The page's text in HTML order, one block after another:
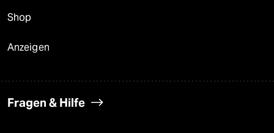
Shop
Anzeigen
Fragen & Hilfe